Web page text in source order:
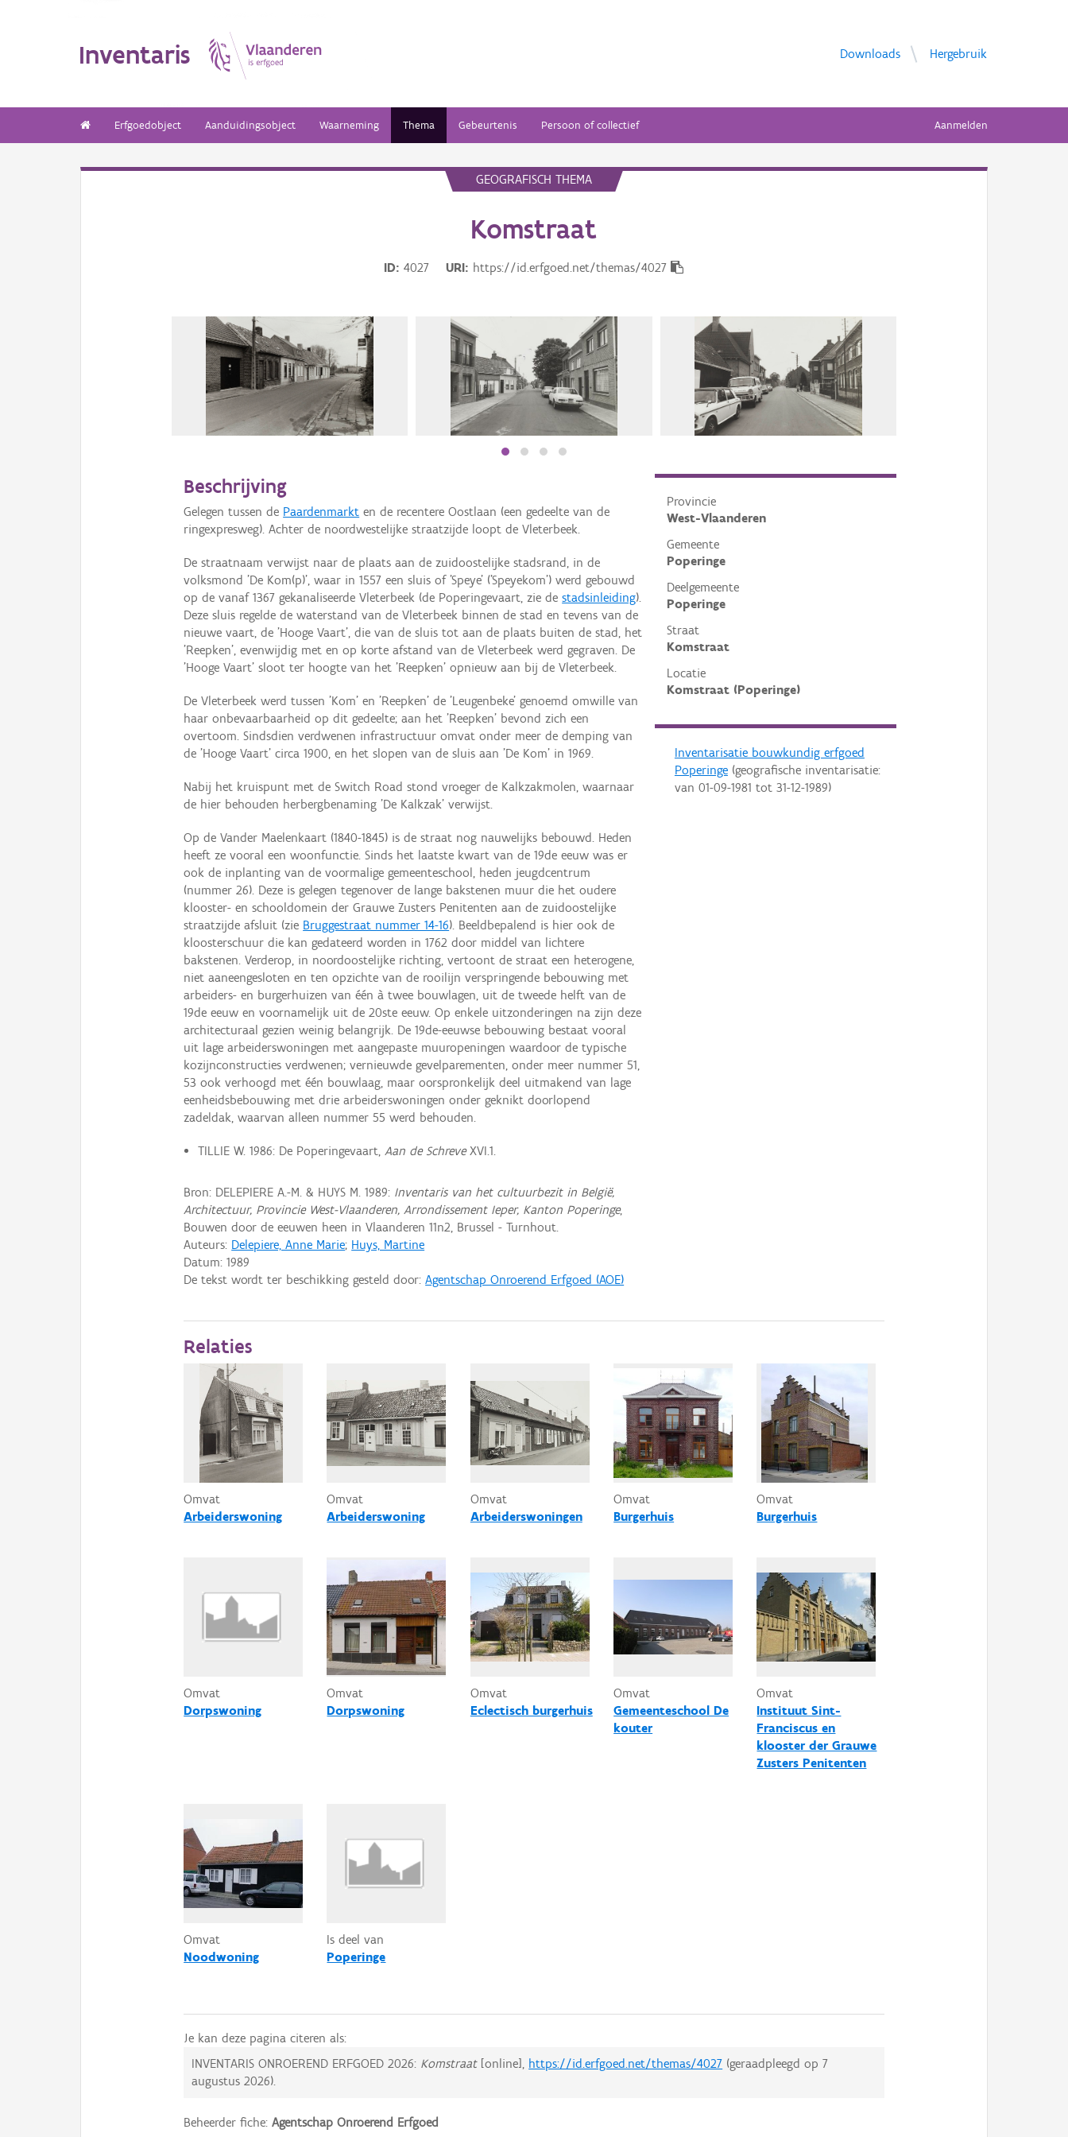
Inventaris Downloads Hergebruik
Erfgoedobject Aanduidingsobject Waarneming Thema Gebeurtenis Persoon of collectief Aanmelden
GEOGRAFISCH THEMA
Komstraat
ID 4027 URI https://id.erfgoed.net/themas/4027
Provincie
West-Vlaanderen
Gemeente
Poperinge
Deelgemeente
Poperinge
Straat
Komstraat
Locatie
Komstraat (Poperinge)
Inventarisatie bouwkundig erfgoed
Poperinge(geografische inventarisatie:
van 01-09-1981 tot 31-12-1989)
Beschrijving
Gelegen tussen de Paardenmarkt en de recentere Oostlaan (een gedeelte van de
ringexpresweg). Achter de noordwestelijke straatzijde loopt de Vleterbeek.
De straatnaam verwijst naar de plaats aan de zuidoostelijke stadsrand, in de
volksmond 'De Kom(p)', waar in 1557 een sluis of 'Speye' ('Speyekom') werd gebouwd
op de vanaf 1367 gekanaliseerde Vleterbeek (de Poperingevaart, zie destadsinleiding).
Deze sluis regelde de waterstand van de Vleterbeek binnen de stad en tevens van de
nieuwe vaart, de 'Hooge Vaart', die van de sluis tot aan de plaats buiten de stad, het
'Reepken', evenwijdig met en op korte afstand van de Vleterbeek werd gegraven. De
'Hooge Vaart' sloot ter hoogte van het 'Reepken' opnieuw aan bij de Vleterbeek.
De Vleterbeek werd tussen 'Kom' en 'Reepken' de 'Leugenbeke' genoemd omwille van
haar onbevaarbaarheid op dit gedeelte; aan het 'Reepken' bevond zich een
overtoom. Sindsdien verdwenen infrastructuur omvat onder meer de demping van
de 'Hooge Vaart' circa 1900, en het slopen van de sluis aan 'De Kom' in 1969.
Nabij het kruispunt met de Switch Road stond vroeger de Kalkzakmolen, waarnaar
de hier behouden herbergbenaming 'De Kalkzak' verwijst.
Op de Vander Maelenkaart (1840-1845) is de straat nog nauwelijks bebouwd. Heden
heeft ze vooral een woonfunctie. Sinds het laatste kwart van de 19de eeuw was er
ook de inplanting van de voormalige gemeenteschool, heden jeugdcentrum
(nummer 26). Deze is gelegen tegenover de lange bakstenen muur die het oudere
klooster- en schooldomein der Grauwe Zusters Penitenten aan de zuidoostelijke
straatzijde afsluit (zie Bruggestraat nummer 14-16). Beeldbepalend is hier ook de
kloosterschuur die kan gedateerd worden in 1762 door middel van lichtere
bakstenen. Verderop, in noordoostelijke richting, vertoont de straat een heterogene,
niet aaneengesloten en ten opzichte van de rooilijn verspringende bebouwing met
arbeiders- en burgerhuizen van één à twee bouwlagen, uit de tweede helft van de
19de eeuw en voornamelijk uit de 20ste eeuw. Op enkele uitzonderingen na zijn deze
architecturaal gezien weinig belangrijk. De 19de-eeuwse bebouwing bestaat vooral
uit lage arbeiderswoningen met aangepaste muuropeningen waardoor de typische
kozijnconstructies verdwenen; vernieuwde gevelparementen, onder meer nummer 51,
53 ook verhoogd met één bouwlaag, maar oorspronkelijk deel uitmakend van lage
eenheidsbebouwing met drie arbeiderswoningen onder geknikt doorlopend
zadeldak, waarvan alleen nummer 55 werd behouden.
TILLIE W. 1986: De Poperingevaart, Aan de SchreveXVI.1.
Bron: DELEPIERE A.-M. & HUYS M. 1989: Inventaris van het cultuurbezit in België,
Architectuur, Provincie West-Vlaanderen, Arrondissement Ieper, Kanton Poperinge,
Bouwen door de eeuwen heen in Vlaanderen 11n2, Brussel - Turnhout.
Auteurs: Delepiere, Anne Marie; Huys, Martine
Datum:1989
De tekst wordt ter beschikking gesteld door:Agentschap Onroerend Erfgoed (AOE)
Relaties
Omvat
Arbeiderswoning
Omvat
Arbeiderswoning
Omvat
Arbeiderswoningen
Omvat
Burgerhuis
Omvat
Burgerhuis
Omvat
Dorpswoning
Omvat
Dorpswoning
Omvat
Eclectisch burgerhuis
Omvat
Gemeenteschool De
kouter
Omvat
Instituut Sint-
Franciscus en
klooster der Grauwe
Zusters Penitenten
Omvat
Noodwoning
Is deel van
Poperinge
Je kan deze pagina citeren als:
INVENTARIS ONROEREND ERFGOED 2026: Komstraat[online], https://id.erfgoed.net/themas/4027 (geraadpleegd op7
augustus 2026).
Beheerder fiche:Agentschap Onroerend Erfgoed